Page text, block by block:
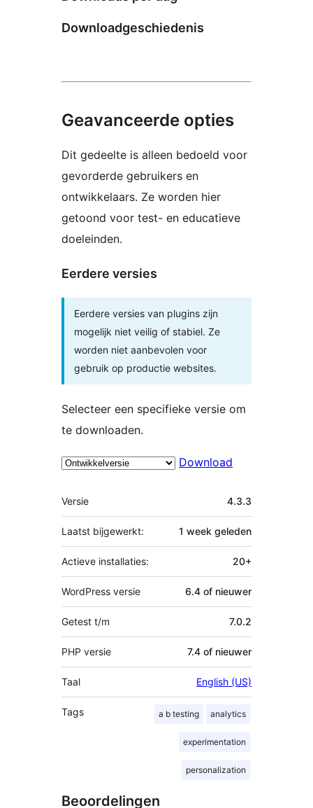
Downloadgeschiedenis
Geavanceerde opties
Dit gedeelte is alleen bedoeld voor
gevorderde gebruikers en
ontwikkelaars. Ze worden hier
getoond voor test- en educatieve
doeleinden.
Eerdere versies
Eerdere versies van plugins zijn
mogelijk niet veilig of stabiel. Ze
worden niet aanbevolen voor
gebruik op productie websites.
Selecteer een specifieke versie om
te downloaden.
Download
Meta
Versie 4.3.3
Laatst bijgewerkt: 1 week geleden
Actieve installaties: 20+
WordPress versie 6.4 of nieuwer
Getest t/m 7.0.2
PHP versie 7.4 of nieuwer
Taal English (US)
Tags a b testing analytics
experimentation
personalization
Beoordelingen